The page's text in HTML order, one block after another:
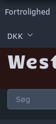
Fortrolighed
DKK